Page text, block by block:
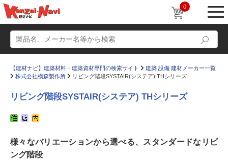
0
かたなび コラム
【建材ナビ】建築材料・建築資材専門の検索サイト
建築 設備 建材メーカー一覧
株式会社横森製作所
リビング階段SYSTAIR(システア) THシリーズ
リビング階段SYSTAIR(システア) THシリーズ
様々なバリエーションから選べる、スタンダードなリビ
ング階段